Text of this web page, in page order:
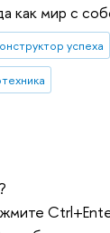
как мир с
успеха